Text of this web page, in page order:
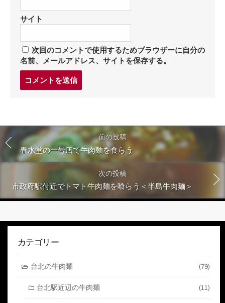
サイト
次回のコメントで使用するためブラウザーに自分の
名前、メールアドレス、サイトを保存する。
る
前の投稿
春水堂の一号店で牛肉麺を食らう
次の投稿
市政府駅付近でトマト牛肉麺を喰らう＜半島牛肉麺＞
カテゴリー
台北の牛肉麺 (79)
台北駅近辺の牛肉麺 (11)